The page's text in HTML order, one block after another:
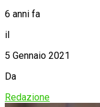
6 anni fa
il
5 Gennaio 2021
Da
Redazione